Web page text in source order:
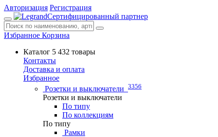
Авторизация Регистрация
Сертифицированный партнер
Избранное Корзина
Каталог 5 432 товары
Контакты
Доставка и оплата
Избранное
Розетки и выключатели 3356
Розетки и выключатели
По типу
По коллекциям
По типу
Рамки